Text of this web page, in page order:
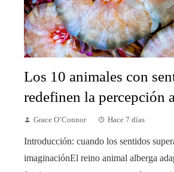
Los 10 animales con
redefinen la percepción
Grace O’Connor Hace 7 días
Introducción: cuando los sentidos
imaginaciónEl reino animal alberga